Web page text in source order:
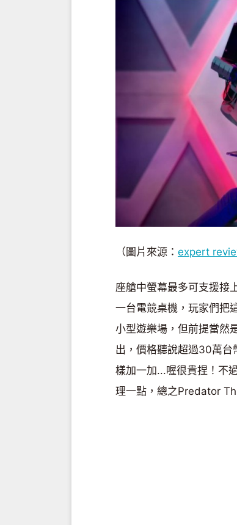
（圖片來源： expert
座艙中螢幕最多可支援接
一台電競桌機，玩家們把
小型遊樂場，但前提當然
出，價格聽說超過30萬台
樣加一加...喔很貴捏！不
理一點，總之Predator